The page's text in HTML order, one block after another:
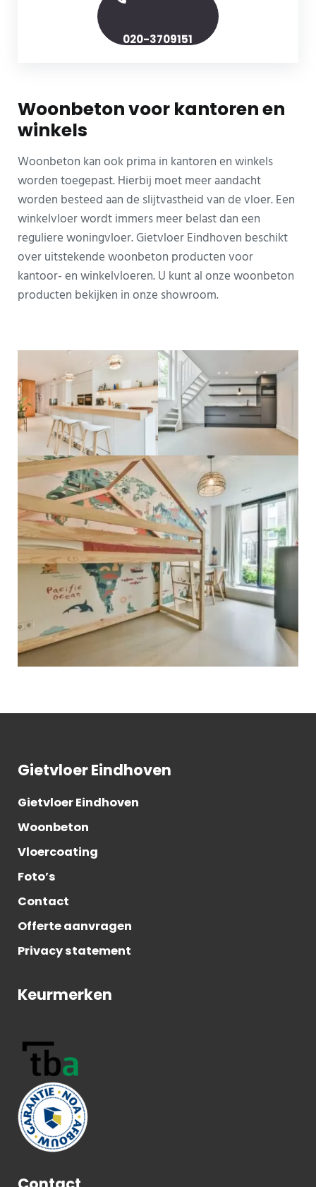
020-3709151
Woonbeton voor kantoren en
winkels
Woonbeton kan ook prima in kantoren en winkels
worden toegepast. Hierbij moet meer aandacht
worden besteed aan de slijtvastheid van de vloer. Een
winkelvloer wordt immers meer belast dan een
reguliere woningvloer. Gietvloer Eindhoven beschikt
over uitstekende woonbeton producten voor
kantoor- en winkelvloeren. U kunt al onze woonbeton
producten bekijken in onze showroom.
Gietvloer Eindhoven
Gietvloer Eindhoven
Woonbeton
Vloercoating
Foto’s
Contact
Offerte aanvragen
Privacy statement
Keurmerken